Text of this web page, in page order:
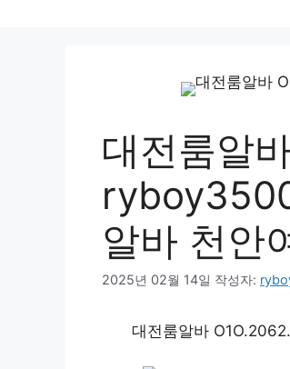
대전룸알
알바 천안
2025년 02월 14일 작성자:
대전룸알바